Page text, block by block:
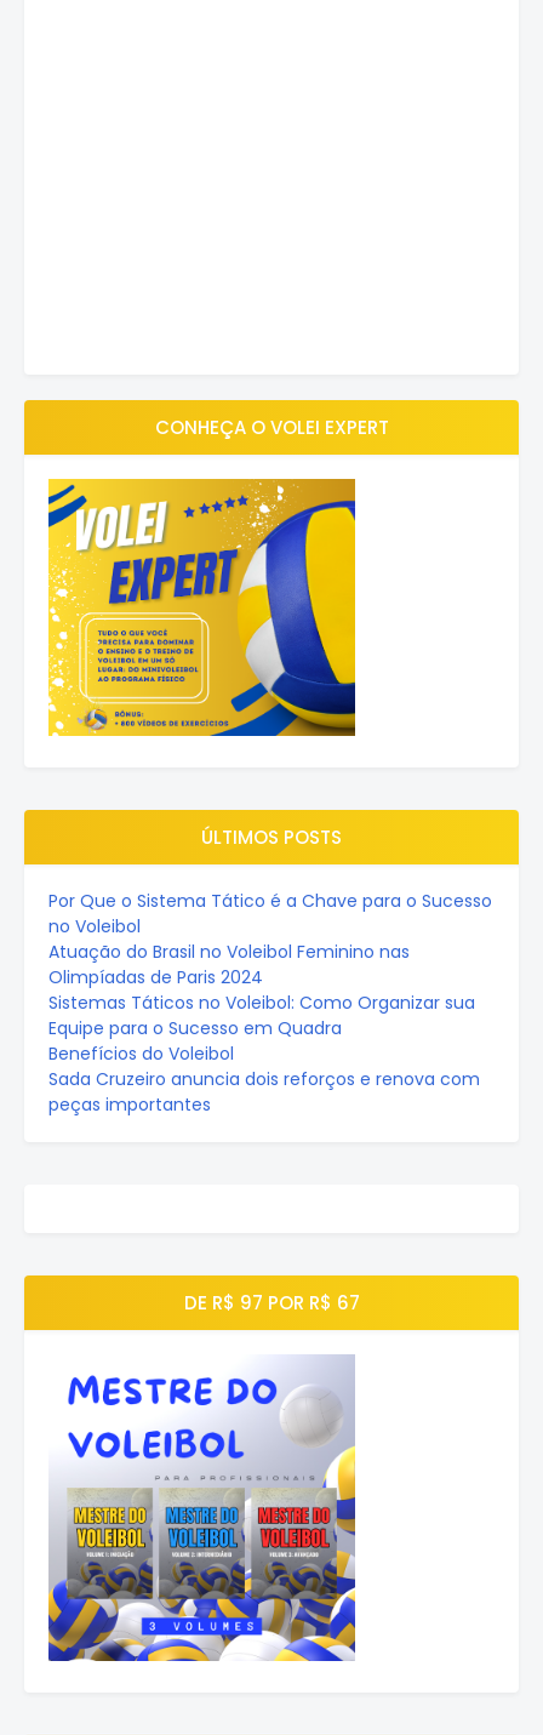
CONHEÇA O VOLEI EXPERT
ÚLTIMOS POSTS
Por Que o Sistema Tático é a Chave para o Sucesso
no Voleibol
Atuação do Brasil no Voleibol Feminino nas
Olimpíadas de Paris 2024
Sistemas Táticos no Voleibol: Como Organizar sua
Equipe para o Sucesso em Quadra
Benefícios do Voleibol
Sada Cruzeiro anuncia dois reforços e renova com
peças importantes
DE R$ 97 POR R$ 67